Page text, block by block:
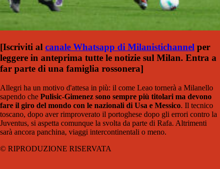
[Iscriviti al canale Whatsapp di Milanistichannel per
leggere in anteprima tutte le notizie sul Milan. Entra a
far parte di una famiglia rossonera]
Allegri ha un motivo d'attesa in più: il come Leao tornerà a Milanello
sapendo che Pulisic-Gimenez sono sempre più titolari ma devono
fare il giro del mondo con le nazionali di Usa e Messico. Il tecnico
toscano, dopo aver rimproverato il portoghese dopo gli errori contro la
Juventus, si aspetta comunque la svolta da parte di Rafa. Altrimenti
sarà ancora panchina, viaggi intercontinentali o meno.
© RIPRODUZIONE RISERVATA